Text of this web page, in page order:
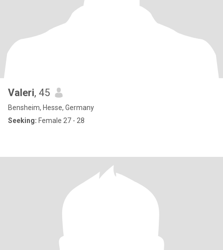
Valeri, 45
Bensheim, Hesse, Germany
Seeking: Female 27 - 28